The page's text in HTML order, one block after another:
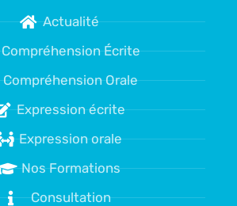
Actualité
Compréhension Écrite
Compréhension Orale
Expression écrite
Expression orale
Nos Formations
Consultation